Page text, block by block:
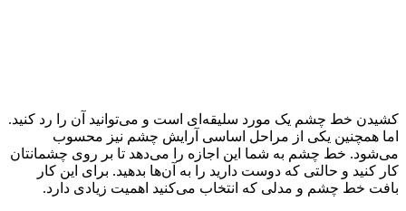
کشیدن خط چشم یک مورد سلیقه‌ای است و می‌توانید آن را رد کنید.
اما همچنین یکی از مراحل اساسی آرایش چشم نیز محسوب
می‌شود. خط چشم به شما این اجازه را می‌دهد تا بر روی چشمانتان
کار کنید و حالتی که دوست دارید را به آن‌ها بدهید. برای این کار
بافت خط چشم و مدلی که انتخاب می‌کنید اهمیت زیادی دارد.